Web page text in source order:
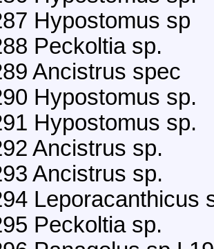
Hypostomus sp
Peckoltia sp.
Ancistrus spec
Hypostomus sp.
Hypostomus sp.
Ancistrus sp.
Ancistrus sp.
Leporacanthicus
Peckoltia sp.